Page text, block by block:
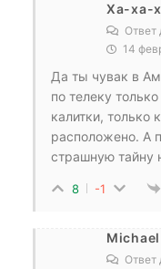
Ха-ха-
Ответ
14
Да ты чувак в
по телеку
калитки, только
расположено. А
страшную тайну
8 -1
Michael
Ответ